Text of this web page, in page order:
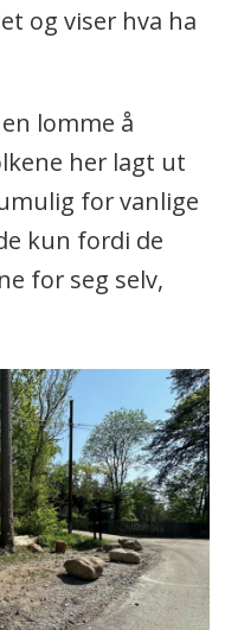
og viser hva ha
lomme å
her lagt ut
for vanlige
kun fordi de
for seg selv,